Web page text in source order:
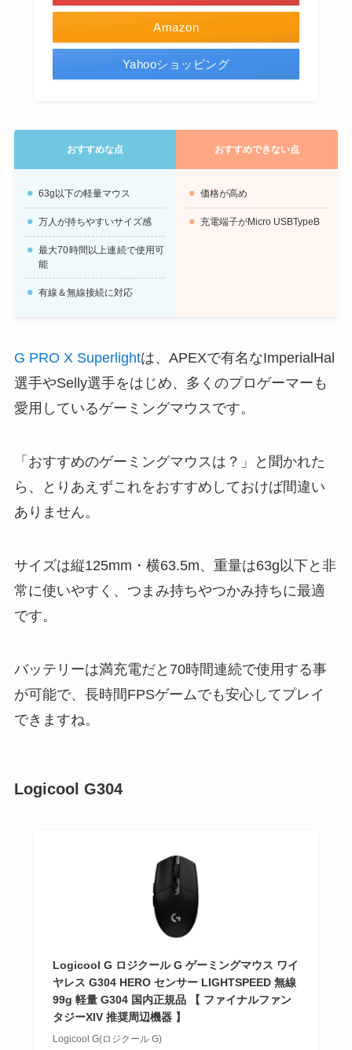
Amazon
Yahooショッピング
おすすめな点 おすすめできない点
63g以下の軽量マウス
万人が持ちやすいサイズ感
最大70時間以上連続で使用可
能
有線＆無線接続に対応
価格が高め
充電端子がMicro USBTypeB
G PRO X Superlightは、APEXで有名なImperialHal
選手やSelly選手をはじめ、多くのプロゲーマーも
愛用しているゲーミングマウスです。
「おすすめのゲーミングマウスは？」と聞かれた
ら、とりあえずこれをおすすめしておけば間違い
ありません。
サイズは縦125mm・横63.5m、重量は63g以下と非
常に使いやすく、つまみ持ちやつかみ持ちに最適
です。
バッテリーは満充電だと70時間連続で使用する事
が可能で、長時間FPSゲームでも安心してプレイ
できますね。
Logicool G304
Logicool G ロジクール G ゲーミングマウス ワイ
ヤレス G304 HERO センサー LIGHTSPEED 無線
99g 軽量 G304 国内正規品 【 ファイナルファン
タジーXIV 推奨周辺機器 】
Logicool G(ロジクール G)